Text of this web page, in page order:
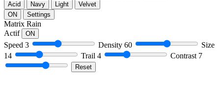
Acid
Navy Light
Velvet
ON
Settings
Matrix Rain
Actif
ON
Speed 3 Density 60
Size
14
Trail 4 Contrast 7
Reset